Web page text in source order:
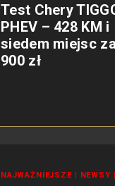
Test Chery
PHEV – 428 KM i
siedem miejsc
900 zł
NAJWAŻNIEJSZE | NEWSY |